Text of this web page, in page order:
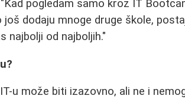
pogledam samo kroz IT
dodaju mnoge druge škole,
najbolji od najboljih."
u može biti izazovno, ali ne i